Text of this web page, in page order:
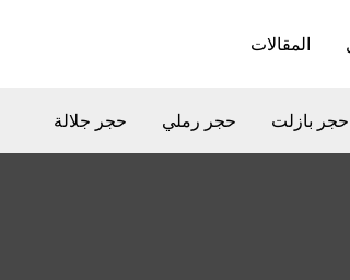
المقالات
حجر بازلت حجر رملي حجر جلالة